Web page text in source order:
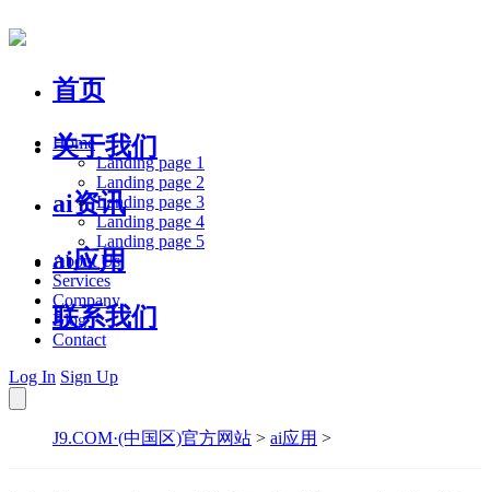
首页
关于我们
ai资讯
ai应用
联系我们
Home
Landing page 1
Landing page 2
Landing page 3
Landing page 4
Landing page 5
About Us
Services
Company
Blog
Contact
Log In Sign Up
J9.COM·(中国区)官方网站 > ai应用 >